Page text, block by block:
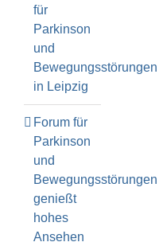
für
Parkinson
und
Bewegungsstörungen
in Leipzig
Forum für
Parkinson
und
Bewegungsstörungen
genießt
hohes
Ansehen